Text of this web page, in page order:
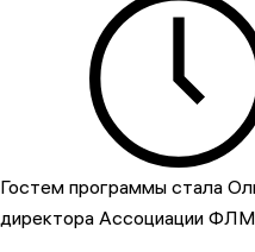
Гостем программы стала
директора Ассоциации